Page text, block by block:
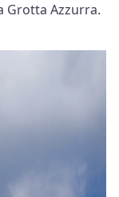
Grotta Azzurra.